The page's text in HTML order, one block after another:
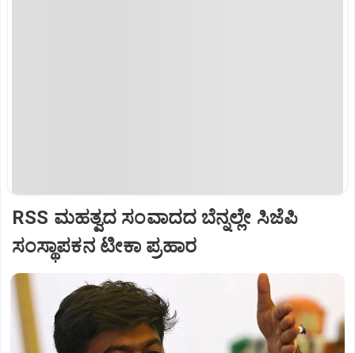
RSS ಮಹತ್ವದ ಸಂವಾದದ ಬೆನ್ನಲ್ಲೇ ಸಿಜೆಪಿ
ಸಂಸ್ಥಾಪಕನ ಟೀಕಾ ಪ್ರಹಾರ